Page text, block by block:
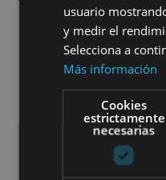
usuario
y medir el
Selecciona a
Más información
Cookies
estrictamente
necesarias